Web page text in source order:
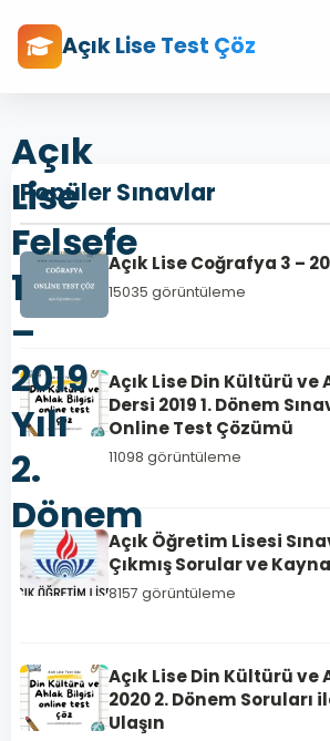
Açık Lise Test Çöz
Açık
Lise
Felsefe
1
–
2019
Yılı
2.
Dönem
Popüler Sınavlar
Açık Lise Coğrafya 3 –
15035 görüntüleme
Açık Lise Din Kültürü ve
Dersi 2019 1. Dönem
Online Test Çözümü
11098 görüntüleme
Açık Öğretim Lisesi
Çıkmış Sorular ve
8157 görüntüleme
Açık Lise Din Kültürü ve
2020 2. Dönem Soruları
Ulaşın